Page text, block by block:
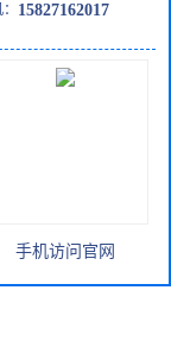
15827162017
手机访问官网